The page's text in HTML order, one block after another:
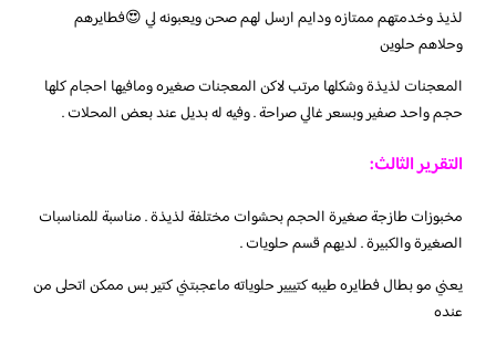
لذيذ وخدمتهم ممتازه ودايم ارسل لهم صحن ويعبونه لي 😍فطايرهم
وحلاهم حلوين
المعجنات لذيذة وشكلها مرتب لاكن المعجنات صغيره ومافيها احجام كلها
حجم واحد صفير وبسعر غالي صراحة . وفيه له بديل عند بعض المحلات .
التقرير الثالث:
مخبوزات طازجة صغيرة الحجم بحشوات مختلفة لذيذة . مناسبة للمناسبات
الصغيرة والكبيرة . لديهم قسم حلويات .
يعني مو بطال فطايره طيبه كتييير حلوياته ماعجبتني كتير بس ممكن اتحلى من
عنده